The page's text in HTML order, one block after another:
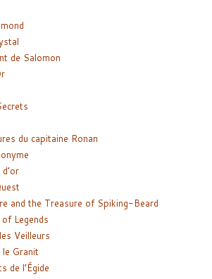
de Salomon
du capitaine Ronan
and the Treasure of Spiking-Beard
Legends
Veilleurs
le Granit
de l’Égide